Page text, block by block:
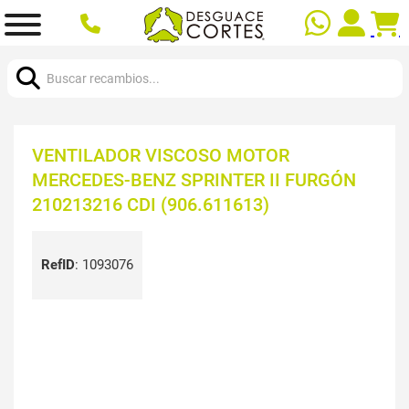
VENTILADOR VISCOSO MOTOR
MERCEDES-BENZ SPRINTER II FURGÓN
210213216 CDI (906.611613)
RefID: 1093076